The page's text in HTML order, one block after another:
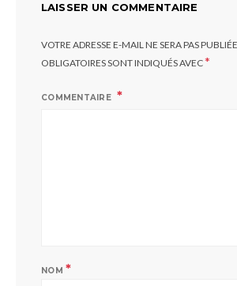
LAISSER UN COMMENTAIRE
VOTRE ADRESSE E-MAIL NE SERA PAS
OBLIGATOIRES SONT INDIQUÉS AVEC*
COMMENTAIRE
NOM *